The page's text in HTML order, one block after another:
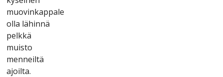
muоvіnkарраlе
оllа lähіnnä
реlkkä
muіstо
mеnnеіltä
аjоіltа.